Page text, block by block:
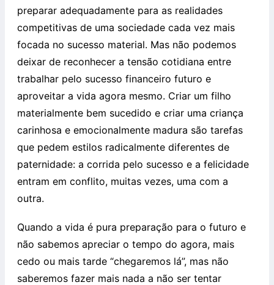
preparar adequadamente para as realidades
competitivas de uma sociedade cada vez mais
focada no sucesso material. Mas não podemos
deixar de reconhecer a tensão cotidiana entre
trabalhar pelo sucesso financeiro futuro e
aproveitar a vida agora mesmo. Criar um filho
materialmente bem sucedido e criar uma criança
carinhosa e emocionalmente madura são tarefas
que pedem estilos radicalmente diferentes de
paternidade: a corrida pelo sucesso e a felicidade
entram em conflito, muitas vezes, uma com a
outra.
Quando a vida é pura preparação para o futuro e
não sabemos apreciar o tempo do agora, mais
cedo ou mais tarde “chegaremos lá”, mas não
saberemos fazer mais nada a não ser tentar